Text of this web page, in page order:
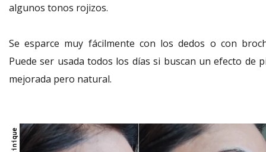
algunos tonos rojizos.
Se esparce muy fácilmente con los dedos o con
Puede ser usada todos los días si buscan un efecto de
mejorada pero natural.